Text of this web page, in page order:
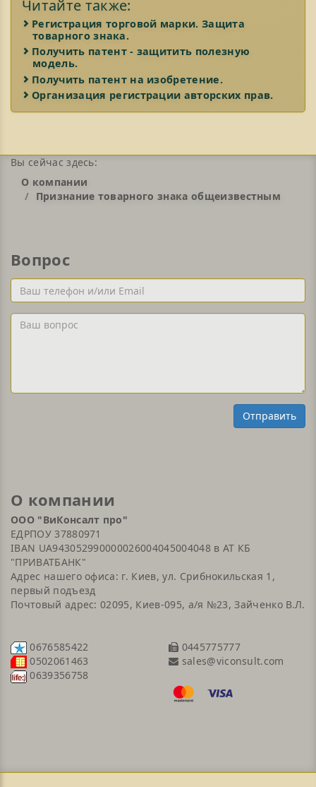
Читайте также:
Регистрация торговой марки. Защита
товарного знака.
Получить патент - защитить полезную
модель.
Получить патент на изобpетение.
Организация регистрации авторских прав.
Вы сейчас здесь:
О компании
Признание товарного знака общеизвестным
Вопрос
Ваш
телефон
и/
или
Ваш
Отправить
О компании
ООО "ВиКонсалт про"
ЕДРПОУ 37880971
IBAN UA943052990000026004045004048 в АТ КБ
"ПРИВАТБАНК"
Адрес нашего офиса: г. Киев, ул. Срибнокильская 1,
первый подъезд
Почтовый адрес: 02095, Киев-095, а/я №23, Зайченко В.Л.
0676585422
0502061463
0639356758
0445775777
sales@viconsult.com